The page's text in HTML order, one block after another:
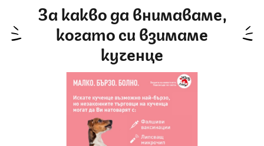
За какво да внимаваме,
когато си взимаме
кученце